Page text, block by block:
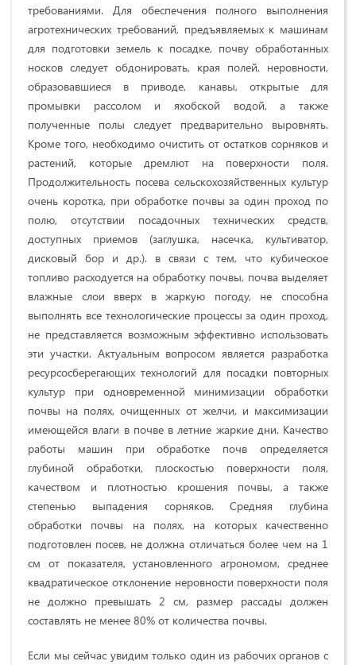
требованиями. Для обеспечения полного выполнения
агротехнических требований, предъявляемых к машинам
для подготовки земель к посадке, почву обработанных
носков следует обдонировать, края полей, неровности,
образовавшиеся в приводе, канавы, открытые для
промывки рассолом и яхобской водой, а также
полученные полы следует предварительно выровнять.
Кроме того, необходимо очистить от остатков сорняков и
растений, которые дремлют на поверхности поля.
Продолжительность посева сельскохозяйственных культур
очень коротка, при обработке почвы за один проход по
полю, отсутствии посадочных технических средств,
доступных приемов (заглушка, насечка, культиватор,
дисковый бор и др.). в связи с тем, что кубическое
топливо расходуется на обработку почвы, почва выделяет
влажные слои вверх в жаркую погоду, не способна
выполнять все технологические процессы за один проход,
не представляется возможным эффективно использовать
эти участки. Актуальным вопросом является разработка
ресурсосберегающих технологий для посадки повторных
культур при одновременной минимизации обработки
почвы на полях, очищенных от желчи, и максимизации
имеющейся влаги в почве в летние жаркие дни. Качество
работы машин при обработке почв определяется
глубиной обработки, плоскостью поверхности поля,
качеством и плотностью крошения почвы, а также
степенью выпадения сорняков. Средняя глубина
обработки почвы на полях, на которых качественно
подготовлен посев, не должна отличаться более чем на 1
см от показателя, установленного агрономом, среднее
квадратическое отклонение неровности поверхности поля
не должно превышать 2 см, размер рассады должен
составлять не менее 80% от количества почвы.
Если мы сейчас увидим только один из рабочих органов с